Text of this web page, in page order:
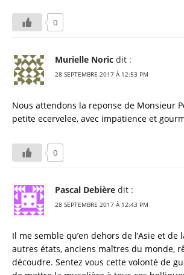
0
Murielle Noric dit :
28 SEPTEMBRE 2017 À 12:53 PM
Nous attendons la reponse de Monsieur
petite ecervelee, avec impatience et
0
Pascal Debière dit :
28 SEPTEMBRE 2017 À 12:43 PM
Il me semble qu’en dehors de l’Asie et de
autres états, anciens maîtres du monde,
découdre. Sentez vous cette volonté de